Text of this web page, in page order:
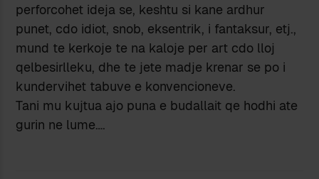
perforcohet ideja se, keshtu si kane ardhur
punet, cdo idiot, snob, eksentrik, i fantaksur, etj.,
mund te kerkoje te na kaloje per art cdo lloj
qelbesirlleku, dhe te jete madje krenar se po i
kundervihet tabuve e konvencioneve.
Tani mu kujtua ajo puna e budallait qe hodhi ate
gurin ne lume….